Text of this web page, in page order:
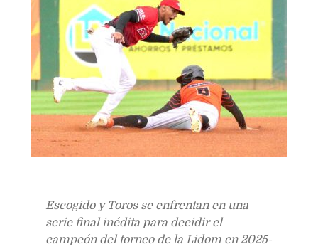
Escogido y Toros se enfrentan en una
serie final inédita para decidir el
campeón del torneo de la Lidom en 2025-